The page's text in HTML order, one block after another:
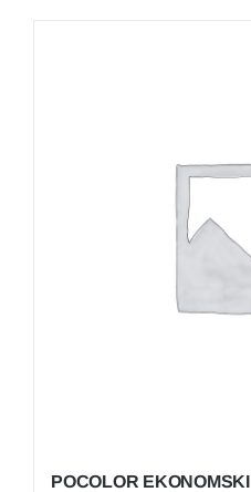
POCOLOR EKONOMSKI